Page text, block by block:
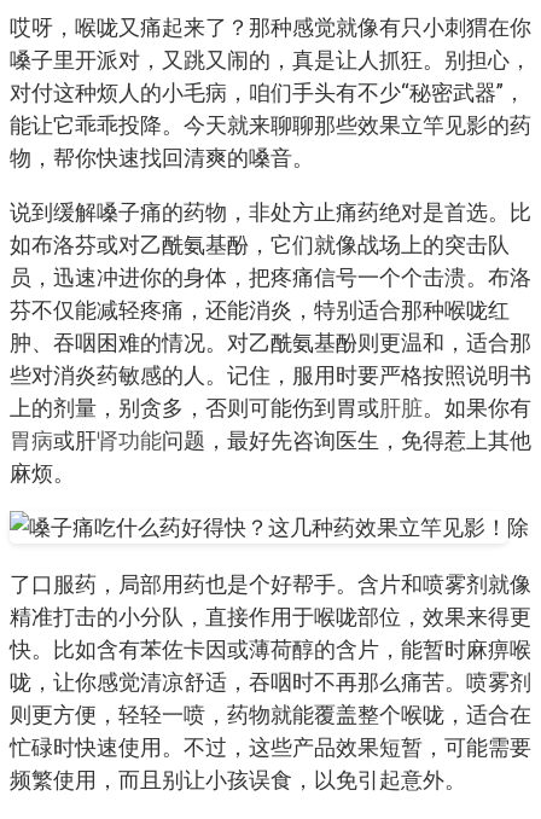
哎呀，喉咙又痛起来了？那种感觉就像有只小刺猬在你
嗓子里开派对，又跳又闹的，真是让人抓狂。别担心，
对付这种烦人的小毛病，咱们手头有不少“秘密武器”，
能让它乖乖投降。今天就来聊聊那些效果立竿见影的药
物，帮你快速找回清爽的嗓音。
说到缓解嗓子痛的药物，非处方止痛药绝对是首选。比
如布洛芬或对乙酰氨基酚，它们就像战场上的突击队
员，迅速冲进你的身体，把疼痛信号一个个击溃。布洛
芬不仅能减轻疼痛，还能消炎，特别适合那种喉咙红
肿、吞咽困难的情况。对乙酰氨基酚则更温和，适合那
些对消炎药敏感的人。记住，服用时要严格按照说明书
上的剂量，别贪多，否则可能伤到胃或肝脏。如果你有
胃病或肝肾功能问题，最好先咨询医生，免得惹上其他
麻烦。
除
了口服药，局部用药也是个好帮手。含片和喷雾剂就像
精准打击的小分队，直接作用于喉咙部位，效果来得更
快。比如含有苯佐卡因或薄荷醇的含片，能暂时麻痹喉
咙，让你感觉清凉舒适，吞咽时不再那么痛苦。喷雾剂
则更方便，轻轻一喷，药物就能覆盖整个喉咙，适合在
忙碌时快速使用。不过，这些产品效果短暂，可能需要
频繁使用，而且别让小孩误食，以免引起意外。